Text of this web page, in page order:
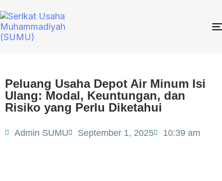
Peluang Usaha Depot Air Minum Isi
Ulang: Modal, Keuntungan, dan
Risiko yang Perlu Diketahui
Admin SUMU September 1, 2025 10:39 am